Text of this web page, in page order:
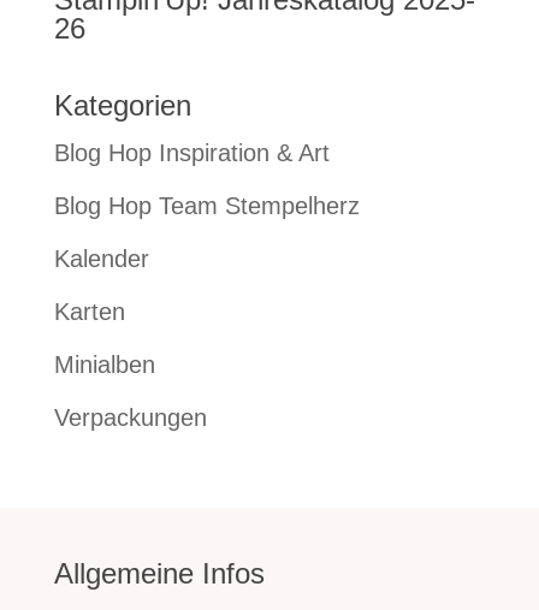
26
Kategorien
Blog Hop Inspiration & Art
Blog Hop Team Stempelherz
Kalender
Karten
Minialben
Verpackungen
Allgemeine Infos